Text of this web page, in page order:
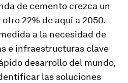
de cemento crezca un
otro 22% de aquí a 2050.
a la necesidad de
e infraestructuras clave
desarrollo del mundo,
las soluciones